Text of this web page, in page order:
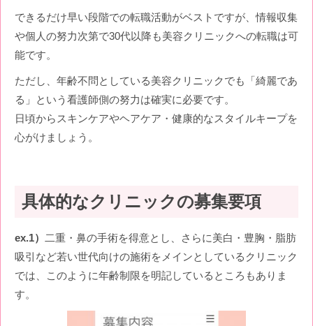
できるだけ早い段階での転職活動がベストですが、情報収集
や個人の努力次第で30代以降も美容クリニックへの転職は可
能です。
ただし、年齢不問としている美容クリニックでも「綺麗であ
る」という看護師側の努力は確実に必要です。
日頃からスキンケアやヘアケア・健康的なスタイルキープを
心がけましょう。
具体的なクリニックの募集要項
ex.1）
二重・鼻の手術を得意とし、さらに美白・豊胸・脂肪
吸引など若い世代向けの施術をメインとしているクリニック
では、このように年齢制限を明記しているところもありま
す。